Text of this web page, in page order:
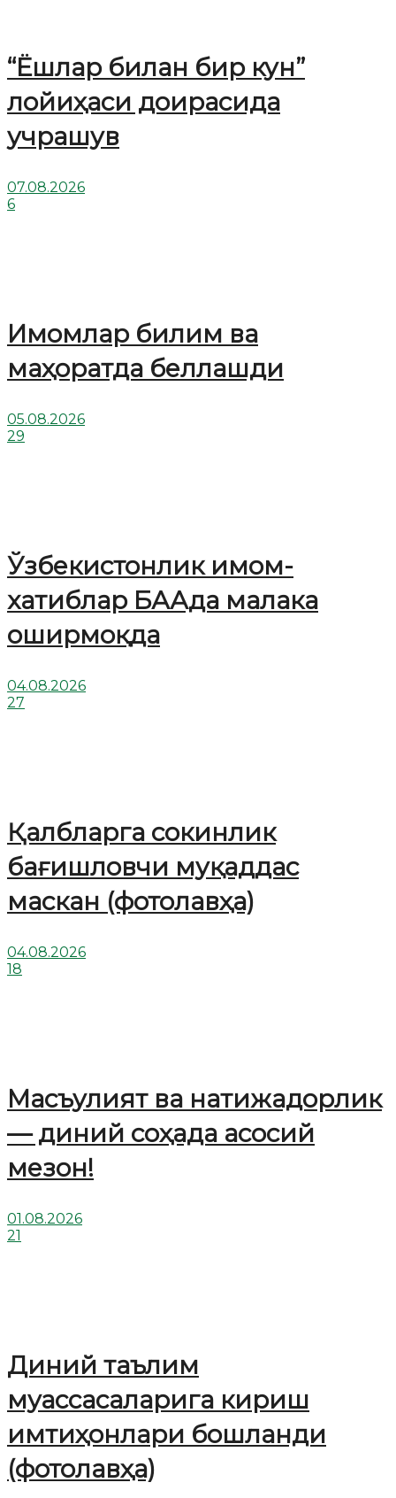
“Ёшлар билан бир кун”
лойиҳаси доирасида
учрашув
07.08.2026
6
Имомлар билим ва
маҳоратда беллашди
05.08.2026
29
Ўзбекистонлик имом-
хатиблар БААда малака
оширмоқда
04.08.2026
27
Қалбларга сокинлик
бағишловчи муқаддас
маскан (фотолавҳа)
04.08.2026
18
Масъулият ва натижадорлик
— диний соҳада асосий
мезон!
01.08.2026
21
Диний таълим
муассасаларига кириш
имтиҳонлари бошланди
(фотолавҳа)